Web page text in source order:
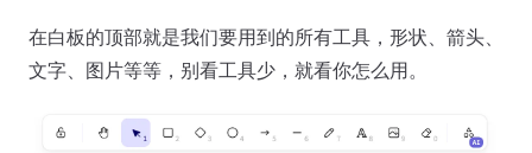
在白板的顶部就是我们要用到的所有工具，形状、箭头、
文字、图片等等，别看工具少，就看你怎么用。